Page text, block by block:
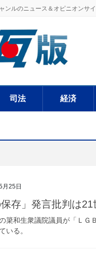
ンルのニュース＆オピニオンサ
司法 経済
月25日
保存」発言批判は
簗和生衆議院議員が「ＬＧ
いる。